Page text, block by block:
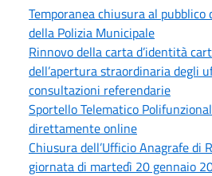
Temporanea chiusura al
della Polizia Municipale
Rinnovo della carta d’identità
dell’apertura straordinaria degli
consultazioni referendarie
Sportello Telematico
direttamente online
Chiusura dell’Ufficio Anagrafe di
giornata di martedì 20 gennaio